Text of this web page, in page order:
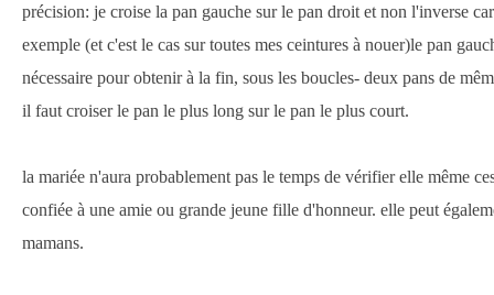
précision: je croise la pan gauche sur le pan droit et non l'inverse
exemple (et c'est le cas sur toutes mes ceintures à nouer)le pan
nécessaire pour obtenir à la fin, sous les boucles- deux pans de
il faut croiser le pan le plus long sur le pan le plus court.
la mariée n'aura probablement pas le temps de vérifier elle même
confiée à une amie ou grande jeune fille d'honneur. elle peut
mamans.